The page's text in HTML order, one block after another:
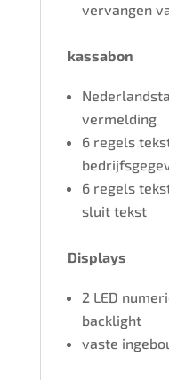
vervangen
kassabon
vermelding
6 regels
6 regels
sluit tekst
Displays
2 LED
backlight
vaste